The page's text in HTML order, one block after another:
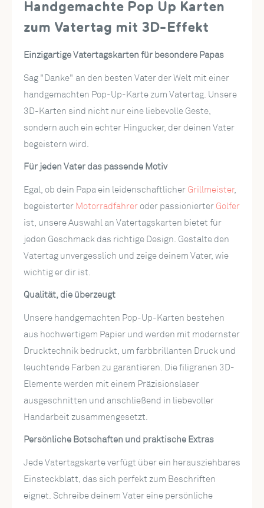
Handgemachte Pop Up Karten
zum Vatertag mit 3D-Effekt
Einzigartige Vatertagskarten für besondere Papas
Sag "Danke" an den besten Vater der Welt mit einer
handgemachten Pop-Up-Karte zum Vatertag. Unsere
3D-Karten sind nicht nur eine liebevolle Geste,
sondern auch ein echter Hingucker, der deinen Vater
begeistern wird.
Für jeden Vater das passende Motiv
Egal, ob dein Papa ein leidenschaftlicher Grillmeister,
begeisterter Motorradfahrer oder passionierter Golfer
ist, unsere Auswahl an Vatertagskarten bietet für
jeden Geschmack das richtige Design. Gestalte den
Vatertag unvergesslich und zeige deinem Vater, wie
wichtig er dir ist.
Qualität, die überzeugt
Unsere handgemachten Pop-Up-Karten bestehen
aus hochwertigem Papier und werden mit modernster
Drucktechnik bedruckt, um farbbrillanten Druck und
leuchtende Farben zu garantieren. Die filigranen 3D-
Elemente werden mit einem Präzisionslaser
ausgeschnitten und anschließend in liebevoller
Handarbeit zusammengesetzt.
Persönliche Botschaften und praktische Extras
Jede Vatertagskarte verfügt über ein herausziehbares
Einsteckblatt, das sich perfekt zum Beschriften
eignet. Schreibe deinem Vater eine persönliche